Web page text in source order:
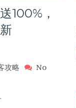
100%，
攻略
No